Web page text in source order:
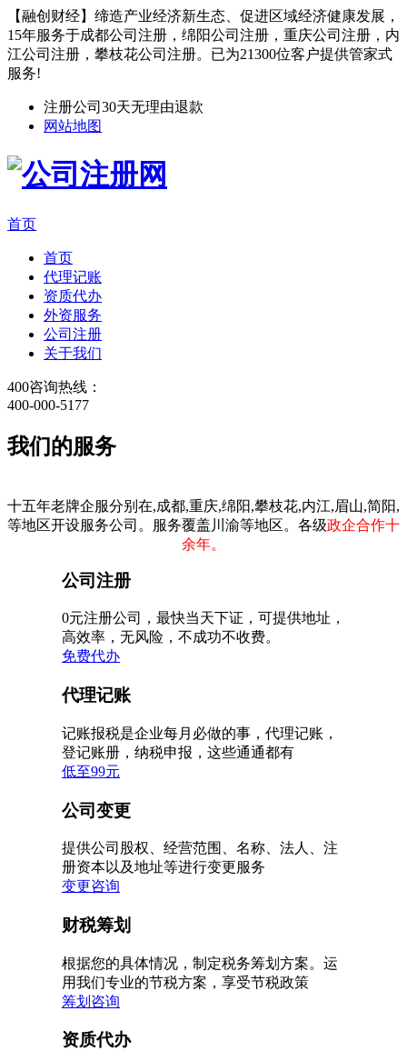
【融创财经】缔造产业经济新生态、促进区域经济健康发展，
15年服务于成都公司注册，绵阳公司注册，重庆公司注册，内
江公司注册，攀枝花公司注册。已为21300位客户提供管家式
服务!
注册公司30天无理由退款
网站地图
首页
首页
代理记账
资质代办
外资服务
公司注册
关于我们
400咨询热线：
400-000-5177
我们的服务
十五年老牌企服分别在,成都,重庆,绵阳,攀枝花,内江,眉山,简阳,
等地区开设服务公司。服务覆盖川渝等地区。各级政企合作十
余年。
公司注册
0元注册公司，最快当天下证，可提供地址，
高效率，无风险，不成功不收费。
免费代办
代理记账
记账报税是企业每月必做的事，代理记账，
登记账册，纳税申报，这些通通都有
低至99元
公司变更
提供公司股权、经营范围、名称、法人、注
册资本以及地址等进行变更服务
变更咨询
财税筹划
根据您的具体情况，制定税务筹划方案。运
用我们专业的节税方案，享受节税政策
筹划咨询
资质代办